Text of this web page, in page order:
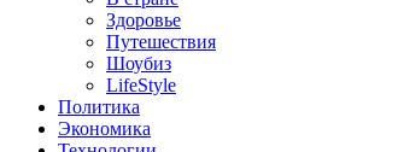
Здоровье
Путешествия
Шоубиз
LifeStyle
Политика
Экономика